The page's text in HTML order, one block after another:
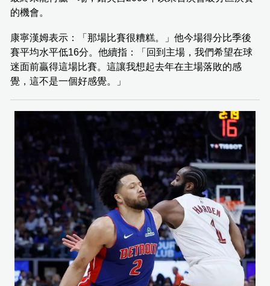
的機會。
康寧漢姆表示：「那場比賽很糟糕。」他今場得分比季後
賽平均水平低16分。他續指：「回到主場，我們希望在球
迷面前贏得這場比賽。這讓我想起去年在主場落敗的感
覺，這不是一個好感覺。」